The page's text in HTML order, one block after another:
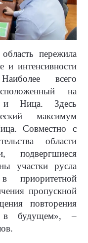
пережила
и интенсивности
всего
на
Ница. Здесь
максимум
Совместно с
области
подвергшиеся
участки русла
приоритетной
пропускной
повторения
в будущем», –